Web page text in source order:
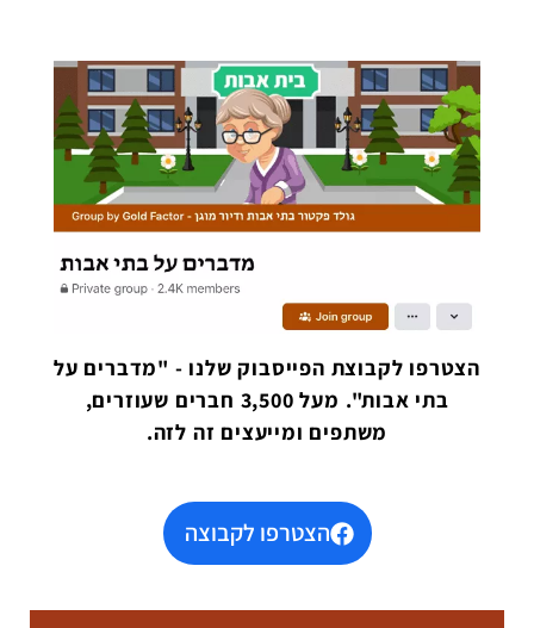
הצטרפו לקבוצת הפייסבוק שלנו - "מדברים על
בתי אבות". מעל 3,500 חברים שעוזרים,
משתפים ומייעצים זה לזה.
הצטרפו לקבוצה